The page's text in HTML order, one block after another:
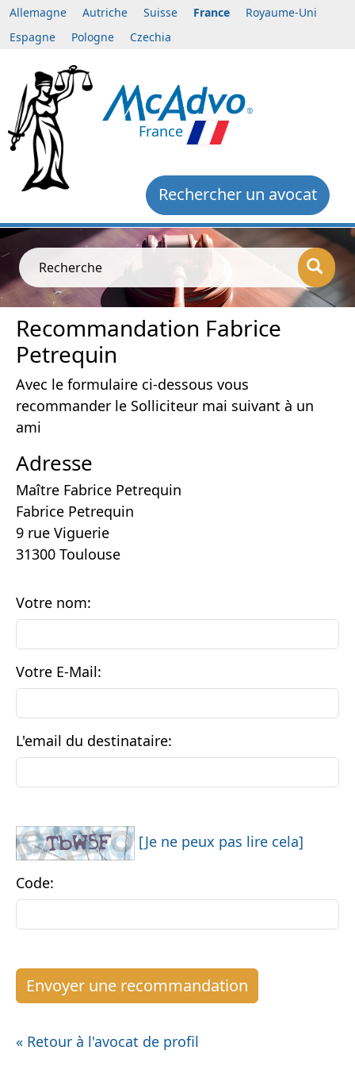
Allemagne Autriche Suisse France
Royaume-Uni
Espagne
Pologne Czechia
France
Rechercher un avocat
Recherche
Recommandation Fabrice
Petrequin
Avec le formulaire ci-dessous vous
recommander le Solliciteur mai suivant à un
ami
Adresse
Maître Fabrice Petrequin
Fabrice Petrequin
9 rue Viguerie
31300 Toulouse
Votre nom:
Votre E-Mail:
L'email du destinataire:
[Je ne peux pas lire cela]
Code:
« Retour à l'avocat de profil